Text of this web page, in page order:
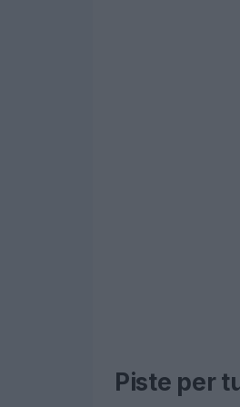
Piste per